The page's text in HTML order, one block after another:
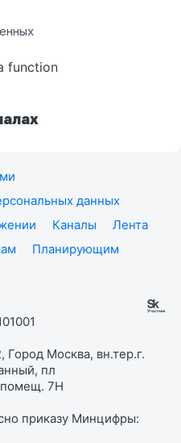
function
данных
Каналы
Лента
Планирующим
Москва, вн.тер.г.
пл
помещ. 7Н
приказу Минцифры: